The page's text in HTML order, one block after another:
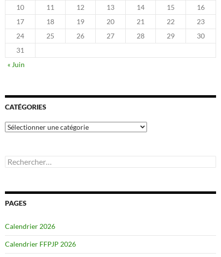
10
11 12 13 14 15
16
17
18 19 20 21 22
23
24
25 26 27 28 29
30
31
« Juin
CATÉGORIES
Catégories
Rechercher :
PAGES
Calendrier 2026
Calendrier FFPJP 2026